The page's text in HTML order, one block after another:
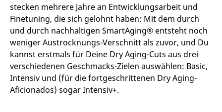
stecken mehrere Jahre an Entwicklungsarbeit und
Finetuning, die sich gelohnt haben: Mit dem durch
und durch nachhaltigen SmartAging® entsteht noch
weniger Austrocknungs-Verschnitt als zuvor, und Du
kannst erstmals für Deine Dry Aging-Cuts aus drei
verschiedenen Geschmacks-Zielen auswählen: Basic,
Intensiv und (für die fortgeschrittenen Dry Aging-
Aficionados) sogar Intensiv+.